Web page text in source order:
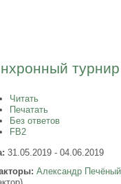
Читать
Печатать
Без ответов
FB2
31.05.2019 - 04.06.2019
Александр Печёный